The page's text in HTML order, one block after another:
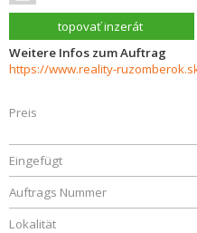
topovať inzerát
Weitere Infos zum Auftrag
Preis
Eingefügt
Auftrags Nummer
Lokalität